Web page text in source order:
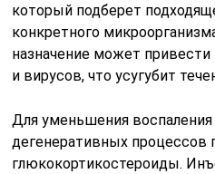
который подберет
конкретного
назначение может привести
и вирусов, что усугубит
Для уменьшения
дегенеративных процессов
глюкокортикостероиды.